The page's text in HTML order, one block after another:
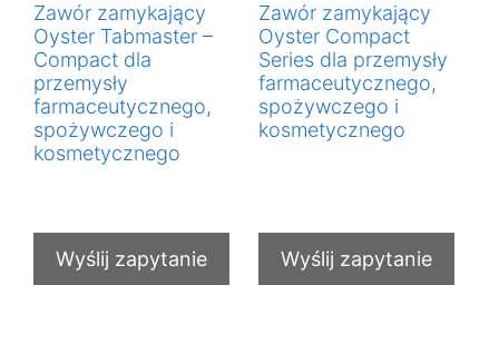
Zawór zamykający
Oyster Tabmaster –
Compact dla
przemysły
farmaceutycznego,
spożywczego i
kosmetycznego
Wyślij zapytanie
Zawór zamykający
Oyster Compact
Series dla przemysły
farmaceutycznego,
spożywczego i
kosmetycznego
Wyślij zapytanie